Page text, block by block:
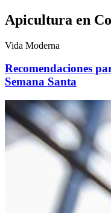
Apicultura en
Vida Moderna
Recomendaciones
Semana Santa